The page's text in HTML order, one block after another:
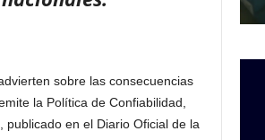
sobre las consecuencias
la Política de Confiabilidad,
publicado en el Diario Oficial de la